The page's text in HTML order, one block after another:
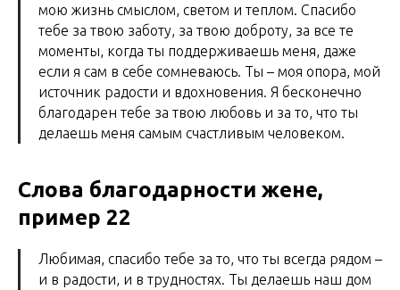
мою жизнь смыслом, светом и теплом. Спасибо
тебе за твою заботу, за твою доброту, за все те
моменты, когда ты поддерживаешь меня, даже
если я сам в себе сомневаюсь. Ты – моя опора, мой
источник радости и вдохновения. Я бесконечно
благодарен тебе за твою любовь и за то, что ты
делаешь меня самым счастливым человеком.
Слова благодарности жене,
пример 22
Любимая, спасибо тебе за то, что ты всегда рядом –
и в радости, и в трудностях. Ты делаешь наш дом